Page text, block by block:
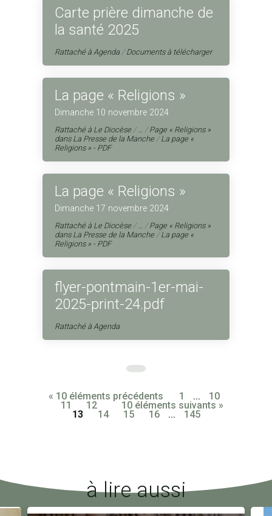
Carte prière dimanche de
la santé 2025
Rattaché à Agenda /Documents à télécharger
La page « Religions »
Dimanche 10 novembre 2024
Rattaché à Le Diocèse /… /Page « Religions »
dans La Presse de la Manche /La page «
Religions » - PDF
La page « Religions »
Dimanche 17 novembre 2024
Rattaché à Le Diocèse /… /Page « Religions »
dans La Presse de la Manche /La page «
Religions » - PDF
flyer-pontmain-1er-mai-
2025-print-24.pdf
Rattaché à Agenda
« 10 éléments précédents
10 éléments suivants »
1 ... 10
11 12
13 14 15 16 ... 145
à lire aussi